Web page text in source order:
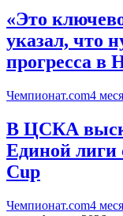
«Это
указал, что
прогресса в
Чемпионат.com4
В ЦСКА
Единой лиги
Cup
Чемпионат.com4